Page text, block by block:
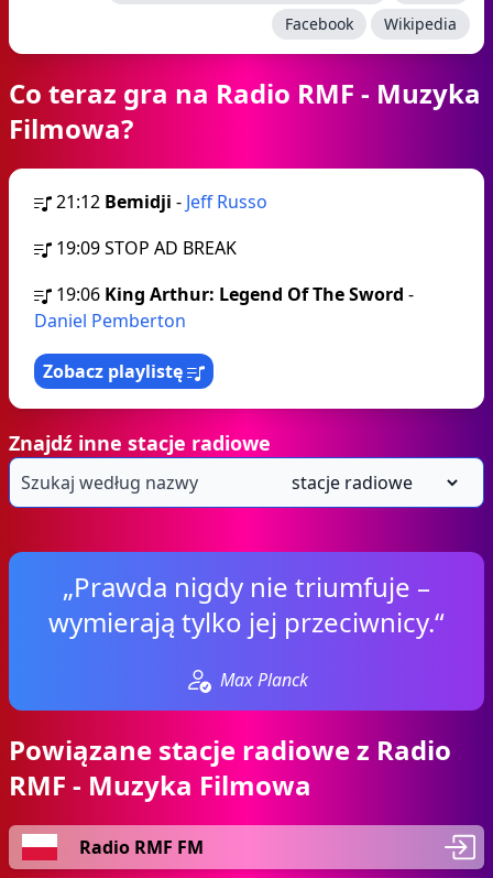
Facebook
Wikipedia
Co teraz gra na Radio RMF - Muzyka
Filmowa?
21:12 Bemidji - Jeff Russo
19:09STOP AD BREAK
19:06 King Arthur: Legend Of The Sword -
Daniel Pemberton
Zobacz playlistę
Znajdź inne stacje radiowe
„Prawda nigdy nie triumfuje –
wymierają tylko jej przeciwnicy.“
Max Planck
Powiązane stacje radiowe z Radio
RMF - Muzyka Filmowa
Radio RMF FM